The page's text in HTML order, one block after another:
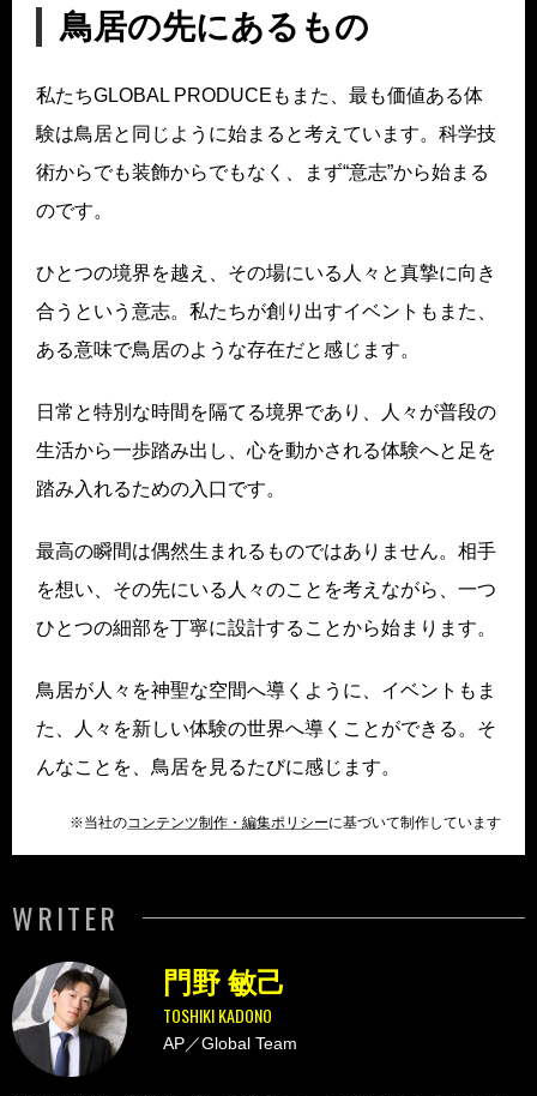
鳥居の先にあるもの
私たちGLOBAL PRODUCEもまた、最も価値ある体
験は鳥居と同じように始まると考えています。科学技
術からでも装飾からでもなく、まず“意志”から始まる
のです。
ひとつの境界を越え、その場にいる人々と真摯に向き
合うという意志。私たちが創り出すイベントもまた、
ある意味で鳥居のような存在だと感じます。
日常と特別な時間を隔てる境界であり、人々が普段の
生活から一歩踏み出し、心を動かされる体験へと足を
踏み入れるための入口です。
最高の瞬間は偶然生まれるものではありません。相手
を想い、その先にいる人々のことを考えながら、一つ
ひとつの細部を丁寧に設計することから始まります。
鳥居が人々を神聖な空間へ導くように、イベントもま
た、人々を新しい体験の世界へ導くことができる。そ
んなことを、鳥居を見るたびに感じます。
※当社のコンテンツ制作・編集ポリシーに基づいて制作しています
WRITER
TOSHIKI KADONO
門野 敏己
AP／Global Team